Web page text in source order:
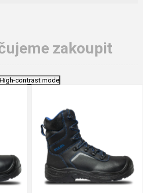
zakoupit
High-contrast mode